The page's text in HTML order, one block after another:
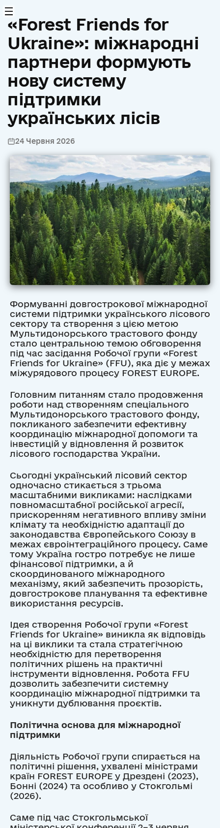
«Forest Friends for
Ukraine»: міжнародні
партнери формують
нову систему
підтримки
українських лісів
24 Червня 2026
Формуванні довгострокової міжнародної
системи підтримки українського лісового
сектору та створення з цією метою
Мультидонорського трастового фонду
стало центральною темою обговорення
під час засідання Робочої групи «Forest
Friends for Ukraine» (FFU), яка діє у межах
міжурядового процесу FOREST EUROPE.
Головним питанням стало продовження
роботи над створенням спеціального
Мультидонорського трастового фонду,
покликаного забезпечити ефективну
координацію міжнародної допомоги та
інвестицій у відновлення й розвиток
лісового господарства України.
Сьогодні український лісовий сектор
одночасно стикається з трьома
масштабними викликами: наслідками
повномасштабної російської агресії,
прискоренням негативного впливу зміни
клімату та необхідністю адаптації до
законодавства Європейського Союзу в
межах євроінтеграційного процесу. Саме
тому Україна гостро потребує не лише
фінансової підтримки, а й
скоординованого міжнародного
механізму, який забезпечить прозорість,
довгострокове планування та ефективне
використання ресурсів.
Ідея створення Робочої групи «Forest
Friends for Ukraine» виникла як відповідь
на ці виклики та стала стратегічною
необхідністю для перетворення
політичних рішень на практичні
інструменти відновлення. Робота FFU
дозволить забезпечити системну
координацію міжнародної підтримки та
уникнути дублювання проєктів.
Політична основа для міжнародної
підтримки
Діяльність Робочої групи спирається на
політичні рішення, ухвалені міністрами
країн FOREST EUROPE у Дрездені (2023),
Бонні (2024) та особливо у Стокгольмі
(2026).
Саме під час Стокгольмської